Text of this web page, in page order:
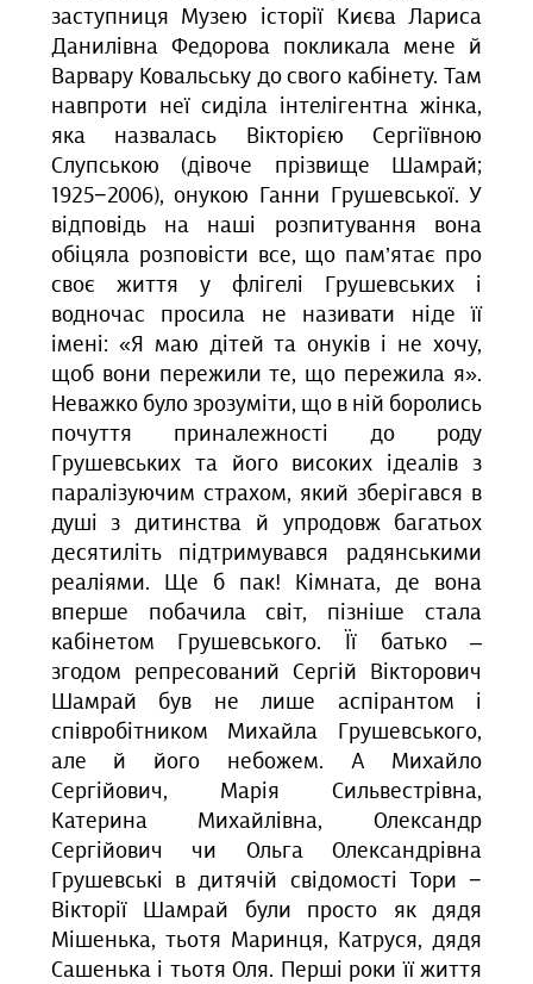
заступниця Музею історії Києва Лариса
Данилівна Федорова покликала мене й
Варвару Ковальську до свого кабінету. Там
навпроти неї сиділа інтелігентна жінка,
яка назвалась Вікторією Сергіївною
Слупською (дівоче прізвище Шамрай;
1925−2006), онукою Ганни Грушевської. У
відповідь на наші розпитування вона
обіцяла розповісти все, що пам’ятає про
своє життя у флігелі Грушевських і
водночас просила не називати ніде її
імені: «Я маю дітей та онуків і не хочу,
щоб вони пережили те, що пережила я».
Неважко було зрозуміти, що в ній боролись
почуття приналежності до роду
Грушевських та його високих ідеалів з
паралізуючим страхом, який зберігався в
душі з дитинства й упродовж багатьох
десятиліть підтримувався радянськими
реаліями. Ще б пак!
Кімната, де вона
вперше побачила світ, пізніше стала
кабінетом Грушевського. Її батько –
згодом репресований Сергій Вікторович
Шамрай був не лише аспірантом і
співробітником Михайла Грушевського,
але й його небожем. А Михайло
Сергійович, Марія Сильвестрівна,
Катерина Михайлівна, Олександр
Сергійович чи Ольга Олександрівна
Грушевські в дитячій свідомості Тори −
Вікторії Шамрай були просто як дядя
Мішенька, тьотя Маринця, Катруся, дядя
Сашенька і тьотя Оля. Перші роки її життя